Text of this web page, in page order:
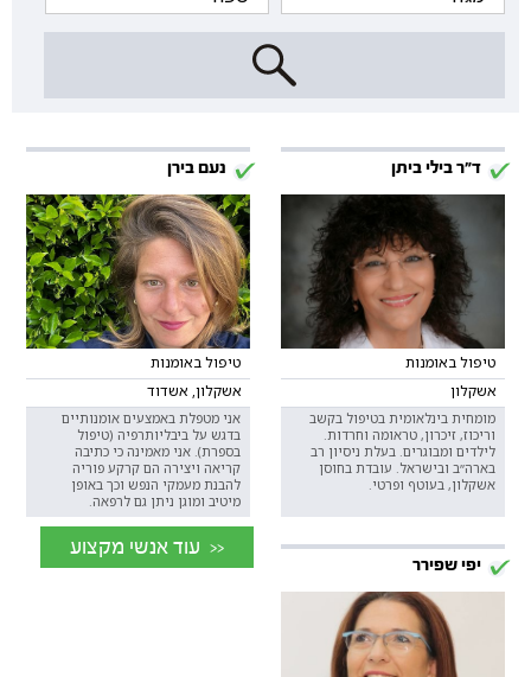
ד"ר בילי ביתן
טיפול באומנות
אשקלון
מומחית בינלאומית בטיפול בקשב
וריכוז, זיכרון, טראומה וחרדות.
לילדים ומבוגרים. בעלת ניסיון רב
בארה״ב ובישראל. עובדת בחוסן
אשקלון, בעוטף ופרטי.
נעם בירן
טיפול באומנות
אשקלון, אשדוד
אני מטפלת באמצעים אומנותיים
בדגש על ביבליותרפיה (טיפול
בספרת). אני מאמינה כי כתיבה
קריאה ויצירה הם קרקע פוריה
להבנת מעמקי הנפש וכך באופן
מיטיב ומוגן ניתן גם לרפאה.
יפי שפירר
<< עוד אנשי מקצוע